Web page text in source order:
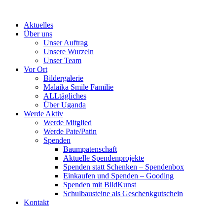
contentAktuelles
Über uns
Unser Auftrag
Unsere Wurzeln
Unser Team
Vor Ort
Bildergalerie
Malaika Smile Familie
ALLtägliches
Über Uganda
Werde Aktiv
Werde Mitglied
Werde Pate/Patin
Spenden
Baumpatenschaft
Aktuelle Spendenprojekte
Spenden statt Schenken – Spendenbox
Einkaufen und Spenden – Gooding
Spenden mit BildKunst
Schulbausteine als Geschenkgutschein
Kontakt